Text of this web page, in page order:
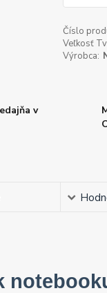
Číslo
Veľkosť
Výrobca:
v